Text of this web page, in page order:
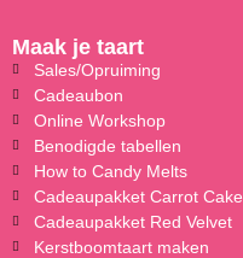
Maak je taart
Sales/Opruiming
Cadeaubon
Online Workshop
Benodigde tabellen
How to Candy Melts
Cadeaupakket Carrot Cake
Cadeaupakket Red Velvet
Kerstboomtaart maken